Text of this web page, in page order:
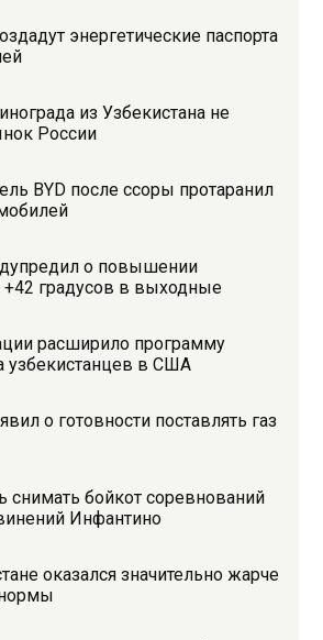
энергетические паспорта
из Узбекистана не
России
BYD после ссоры протаранил
о повышении
градусов в выходные
расширило программу
узбекистанцев в США
о готовности поставлять газ
снимать бойкот соревнований
Инфантино
оказался значительно жарче